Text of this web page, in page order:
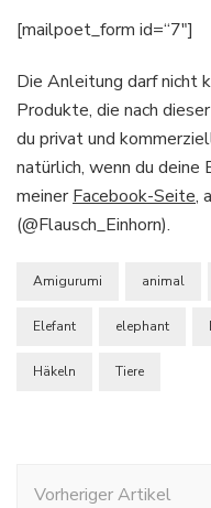
[mailpoet_form id=“7″]
Die Anleitung darf nicht
Produkte, die nach
du privat und
natürlich, wenn du deine
meinerFacebook-Seite,
(@Flausch_Einhorn).
Amigurumi animal
Elefant elephant
Häkeln Tiere
Vorheriger Artikel